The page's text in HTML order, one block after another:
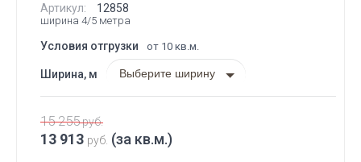
Артикул: 12858
ширина 4/5 метра
Условия отгрузки от 10 кв.м.
Ширина, м Выберите ширину
15 255руб.
13 913 руб. (за кв.м.)